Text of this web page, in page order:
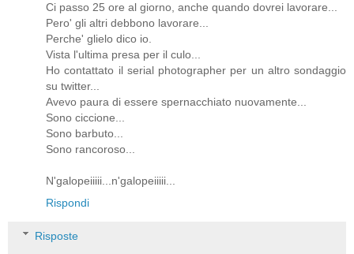
Ci passo 25 ore al giorno, anche quando dovrei lavorare...
Pero' gli altri debbono lavorare...
Perche' glielo dico io.
Vista l'ultima presa per il culo...
Ho contattato il serial photographer per un altro sondaggio
su twitter...
Avevo paura di essere spernacchiato nuovamente...
Sono ciccione...
Sono barbuto...
Sono rancoroso...
N'galopeiiiii...n'galopeiiiii...
Rispondi
Risposte